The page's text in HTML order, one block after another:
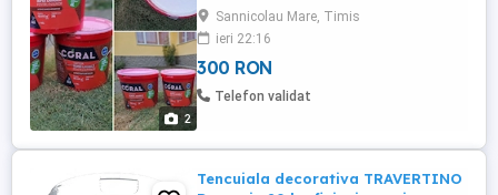
2
alb (tifal) 1 găleată nuanță crem ( tifal)
Locație: Sânnicolau Mare Preț: 300 lei
găleata Telefon:
Sannicolau Mare, Timis
ieri 22:16
300 RON
Telefon validat
Tencuiala decorativa TRAVERTINO